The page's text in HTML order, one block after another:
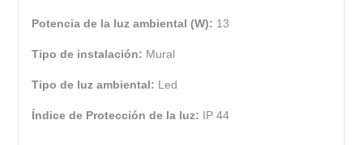
Potencia de la luz ambiental (W): 13
Tipo de instalación: Mural
Tipo de luz ambiental: Led
Índice de Protección de la luz: IP 44